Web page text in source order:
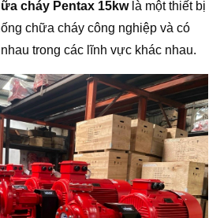
cháy Pentax 15kw là một thiết bị
chữa cháy công nghiệp và có
trong các lĩnh vực khác nhau.